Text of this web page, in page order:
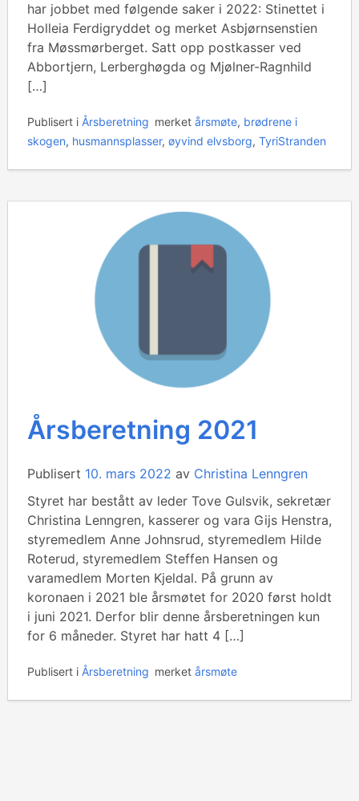
har jobbet med følgende saker i 2022: Stinettet i
Holleia Ferdigryddet og merket Asbjørnsenstien
fra Møssmørberget. Satt opp postkasser ved
Abbortjern, Lerberghøgda og Mjølner-Ragnhild
[…]
Publisert i Årsberetning merket årsmøte, brødrene i
skogen, husmannsplasser, øyvind elvsborg, TyriStranden
Årsberetning 2021
Publisert 10. mars 2022 av Christina Lenngren
Styret har bestått av leder Tove Gulsvik, sekretær
Christina Lenngren, kasserer og vara Gijs Henstra,
styremedlem Anne Johnsrud, styremedlem Hilde
Roterud, styremedlem Steffen Hansen og
varamedlem Morten Kjeldal. På grunn av
koronaen i 2021 ble årsmøtet for 2020 først holdt
i juni 2021. Derfor blir denne årsberetningen kun
for 6 måneder. Styret har hatt 4 […]
Publisert i Årsberetning merket årsmøte